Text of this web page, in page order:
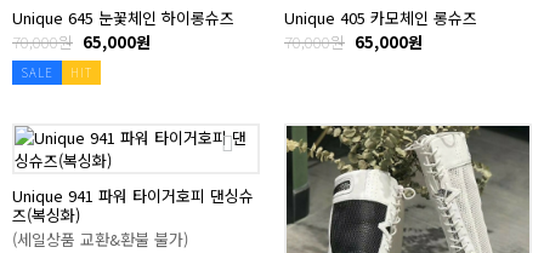
Unique 645 눈꽃체인 하이롱슈즈
70,000원 65,000원
SALE HIT
Unique 405 카모체인 롱슈즈
70,000원 65,000원
Unique 941 파워 타이거호피 댄싱슈
즈(복싱화)
(세일상품 교환&환불 불가)